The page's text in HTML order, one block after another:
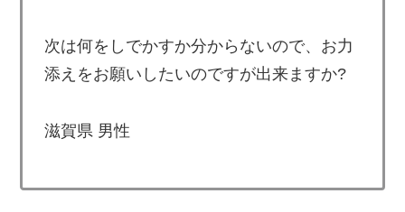
次は何をしでかすか分からないので、お力
添えをお願いしたいのですが出来ますか?
滋賀県 男性